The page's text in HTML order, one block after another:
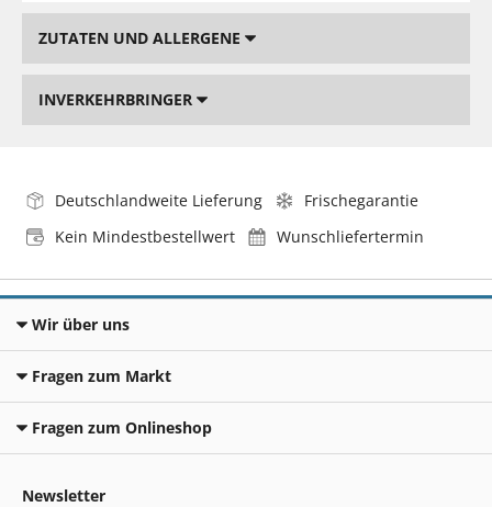
ZUTATEN UND ALLERGENE
INVERKEHRBRINGER
Deutschlandweite Lieferung
Frischegarantie
Kein Mindestbestellwert
Wunschliefertermin
Wir über uns
Fragen zum Markt
Fragen zum Onlineshop
Newsletter